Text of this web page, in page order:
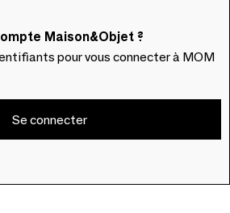
Maison&Objet ?
pour vous connecter à MOM
Se connecter